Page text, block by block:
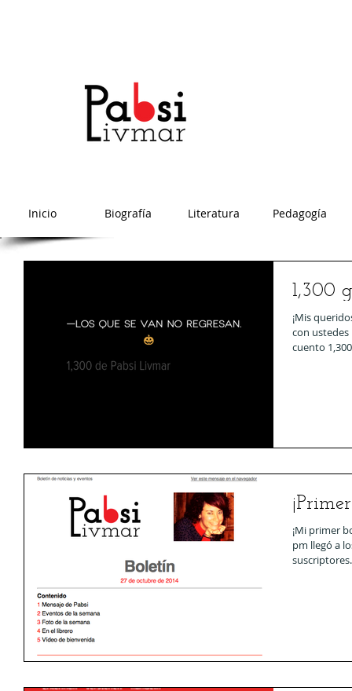
Inicio Biografía Literatura Pedagogía
1,300
¡Mis
con ustedes
cuento
¡Mi primer
pm llegó a